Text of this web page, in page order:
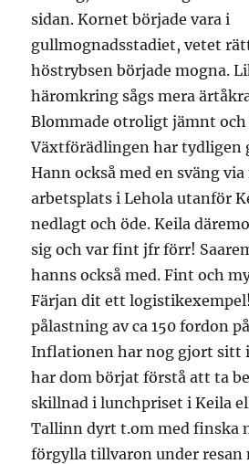
sidan. Kornet började vara i
gullmognadsstadiet, vetet
höstrybsen började mogna.
häromkring sågs mera
Blommade otroligt jämnt
Växtförädlingen har tydligen
Hann också med en sväng
arbetsplats i Lehola utanför
nedlagt och öde. Keila
sig och var fint jfr förr!
hanns också med. Fint och
Färjan dit ett
pålastning av ca 150 fordon
Inflationen har nog gjort sitt i
har dom börjat förstå att ta
skillnad i lunchpriset i Keila
Tallinn dyrt t.om med finska
förgylla tillvaron under resan